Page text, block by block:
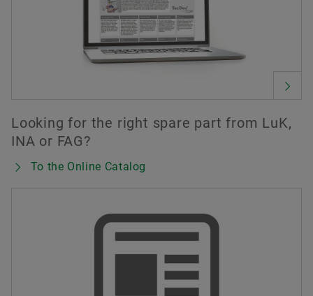
Looking for the right spare part from LuK,
INA or FAG?
To the Online Catalog